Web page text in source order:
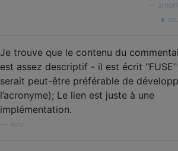
Je trouve que le contenu du
est assez descriptif - il est écrit
serait peut-être préférable de
l’acronyme); Le lien est juste à une
implémentation.
Aviv